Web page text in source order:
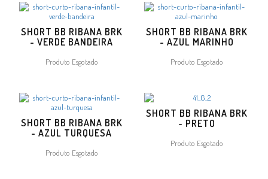
SHORT BB RIBANA BRK
- VERDE BANDEIRA
Produto Esgotado
SHORT BB RIBANA BRK
- AZUL MARINHO
Produto Esgotado
SHORT BB RIBANA BRK
- AZUL TURQUESA
Produto Esgotado
SHORT BB RIBANA BRK
- PRETO
Produto Esgotado